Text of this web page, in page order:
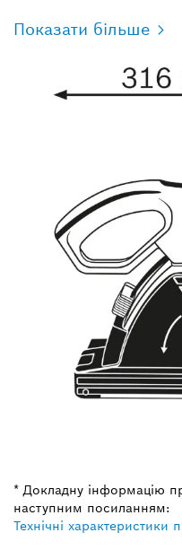
Показати більше
* Докладну інформацію
наступним посиланням:
Технічні характеристики